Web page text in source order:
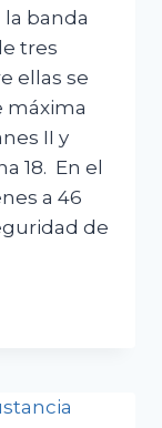
banda
tres
ellas se
máxima
II y
18. En el
a 46
de